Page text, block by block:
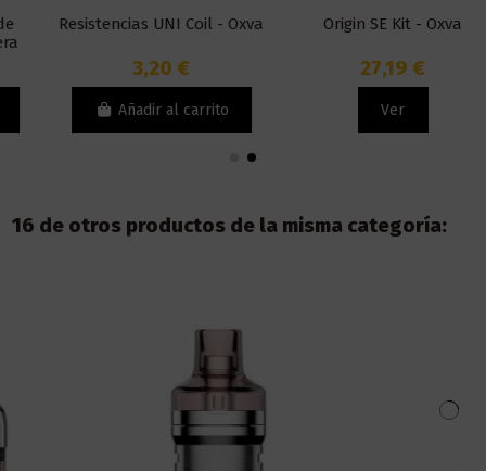
Resistencias UNI Coil - Oxva
3,20 €
Añadir al carrito
Origin SE Kit - Oxva
27,19 €
16 de otros productos de la misma categoría: